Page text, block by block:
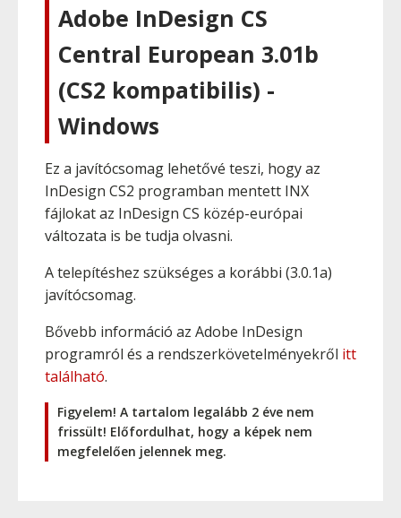
Adobe InDesign CS
Central European 3.01b
(CS2 kompatibilis) -
Windows
Ez a javítócsomag lehetővé teszi, hogy az
InDesign CS2 programban mentett INX
fájlokat az InDesign CS közép-európai
változata is be tudja olvasni.
A telepítéshez szükséges a korábbi (3.0.1a)
javítócsomag.
Bővebb információ az Adobe InDesign
programról és a rendszerkövetelményekről itt
található.
Figyelem! A tartalom legalább 2 éve nem
frissült! Előfordulhat, hogy a képek nem
megfelelően jelennek meg.